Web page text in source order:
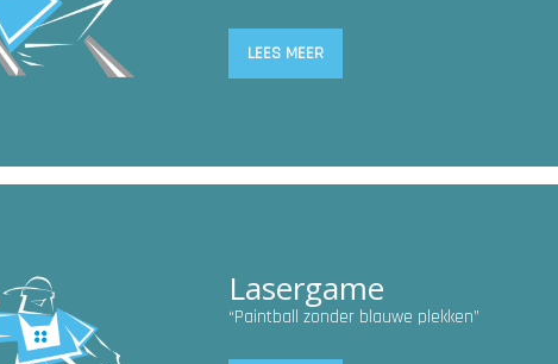
LEES MEER
Lasergame
“Paintball zonder blauwe plekken”